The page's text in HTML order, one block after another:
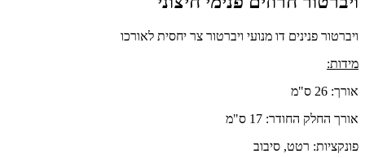
ויברטור פנינים דו מנועי ויברטור צר יחסית לאורכו
מידות:
אורך: 26 ס"מ
אורך החלק החודר: 17 ס"מ
פונקציות: רטט, סיבוב